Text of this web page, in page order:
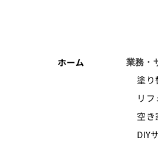
ホーム 業務・
塗り
リフ
空き
DIY